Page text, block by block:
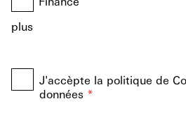
plus
J'accèpte la politique de
données *